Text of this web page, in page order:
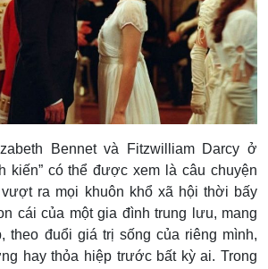
Bennet và Fitzwilliam Darcy ở
kiến” có thể được xem là câu chuyện
ra mọi khuôn khổ xã hội thời bấy
cái của một gia đình trung lưu, mang
theo đuổi giá trị sống của riêng mình,
hay thỏa hiệp trước bất kỳ ai. Trong